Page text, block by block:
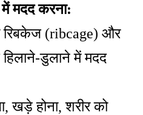
मदद करना:
रिबकेज (ribcage) और
डुलाने में मदद
खड़े होना, शरीर को